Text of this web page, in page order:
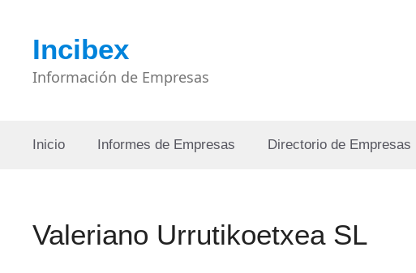
contenidoIncibex
Información de Empresas
Inicio Informes de Empresas Directorio de Empresas
Valeriano Urrutikoetxea SL